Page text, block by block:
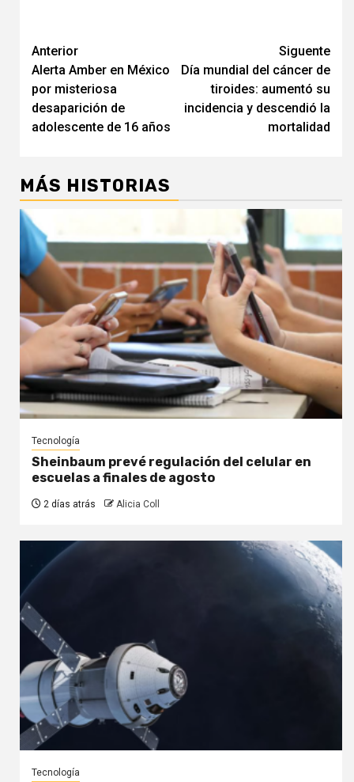
Navegación
de
entradas
Anterior
Alerta Amber en México
por misteriosa
desaparición de
adolescente de 16 años
Siguente
Día mundial del cáncer de
tiroides: aumentó su
incidencia y descendió la
mortalidad
MÁS HISTORIAS
Tecnología
Sheinbaum prevé regulación del celular en
escuelas a finales de agosto
2 días atrás Alicia Coll
Tecnología